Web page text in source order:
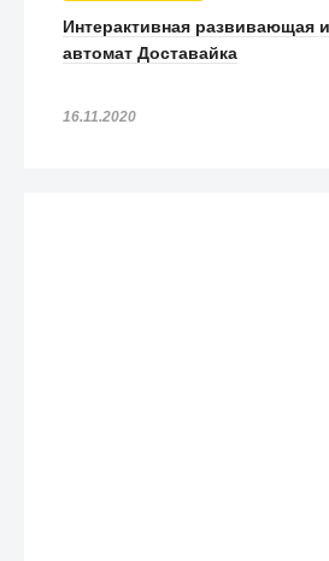
Интерактивная развивающая
автомат Доставайка
16.11.2020